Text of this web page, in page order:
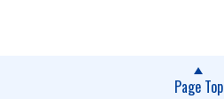
Page Top